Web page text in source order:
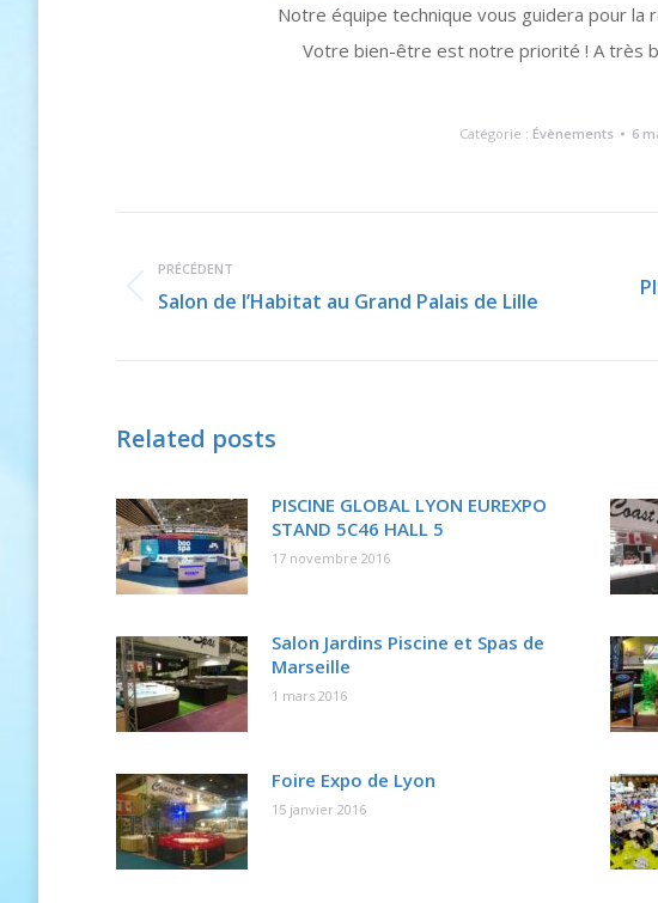
Notre équipe technique vous guidera pour la
Votre bien-être est notre priorité ! A très
Catégorie : Évènements 6
article
PRÉCÉDENT
Article
Salon de l’Habitat au Grand Palais de Lille
Related posts
PISCINE GLOBAL LYON EUREXPO
STAND 5C46 HALL 5
17 novembre 2016
Salon Jardins Piscine et Spas de
Marseille
1 mars 2016
Foire Expo de Lyon
15 janvier 2016